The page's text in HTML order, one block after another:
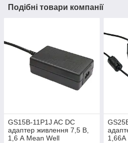
Подібні товари компанії
GS15B-11P1J AC DC
адаптер живлення 7,5 В,
1,6 А Mean Well
1,66А